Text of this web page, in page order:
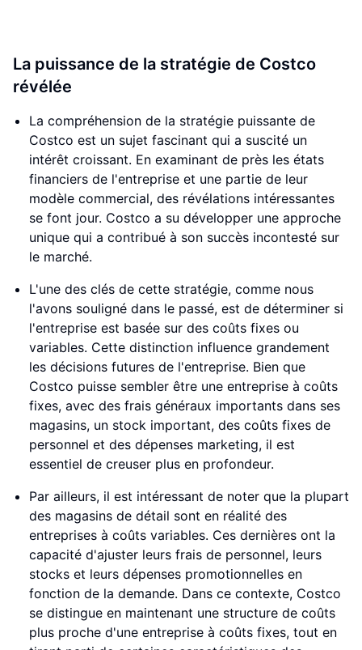
La puissance de la stratégie de Costco
révélée
La compréhension de la stratégie puissante de
Costco est un sujet fascinant qui a suscité un
intérêt croissant. En examinant de près les états
financiers de l'entreprise et une partie de leur
modèle commercial, des révélations intéressantes
se font jour. Costco a su développer une approche
unique qui a contribué à son succès incontesté sur
le marché.
L'une des clés de cette stratégie, comme nous
l'avons souligné dans le passé, est de déterminer si
l'entreprise est basée sur des coûts fixes ou
variables. Cette distinction influence grandement
les décisions futures de l'entreprise. Bien que
Costco puisse sembler être une entreprise à coûts
fixes, avec des frais généraux importants dans ses
magasins, un stock important, des coûts fixes de
personnel et des dépenses marketing, il est
essentiel de creuser plus en profondeur.
Par ailleurs, il est intéressant de noter que la plupart
des magasins de détail sont en réalité des
entreprises à coûts variables. Ces dernières ont la
capacité d'ajuster leurs frais de personnel, leurs
stocks et leurs dépenses promotionnelles en
fonction de la demande. Dans ce contexte, Costco
se distingue en maintenant une structure de coûts
plus proche d'une entreprise à coûts fixes, tout en